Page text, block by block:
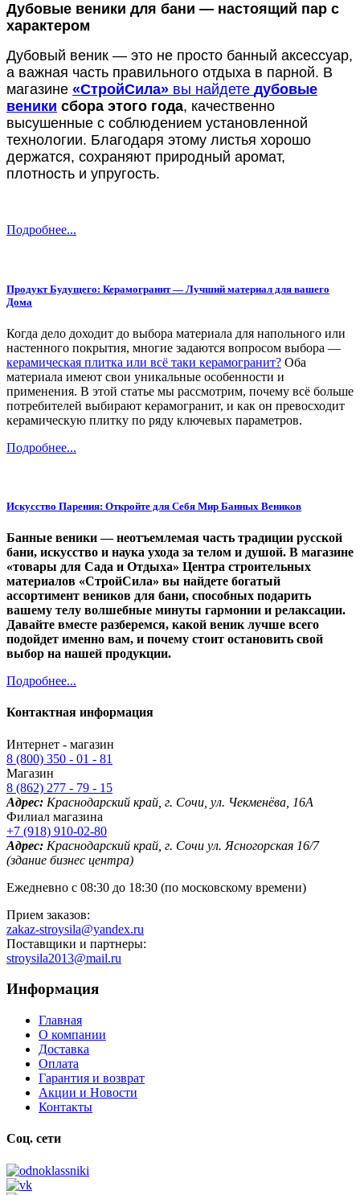
Дубовые веники для бани — настоящий пар с
характером
Дубовый веник — это не просто банный аксессуар,
а важная часть правильного отдыха в парной. В
магазине «СтройСила» вы найдете дубовые
веники сбора этого года, качественно
высушенные с соблюдением установленной
технологии. Благодаря этому листья хорошо
держатся, сохраняют природный аромат,
плотность и упругость.
Подробнее...
Продукт Будущего: Керамогранит — Лучший материал для вашего
Дома
Когда дело доходит до выбора материала для напольного или
настенного покрытия, многие задаются вопросом выбора —
керамическая плитка или всё таки керамогранит? Оба
материала имеют свои уникальные особенности и
применения. В этой статье мы рассмотрим, почему всё больше
потребителей выбирают керамогранит, и как он превосходит
керамическую плитку по ряду ключевых параметров.
Подробнее...
Искусство Парения: Откройте для Себя Мир Банных Веников
Банные веники — неотъемлемая часть традиции русской
бани, искусство и наука ухода за телом и душой. В магазине
«товары для Сада и Отдыха» Центра строительных
материалов «СтройСила» вы найдете богатый
ассортимент веников для бани, способных подарить
вашему телу волшебные минуты гармонии и релаксации.
Давайте вместе разберемся, какой веник лучше всего
подойдет именно вам, и почему стоит остановить свой
выбор на нашей продукции.
Подробнее...
Контактная информация
Интернет - магазин
8 (800) 350 - 01 - 81
Магазин
8 (862) 277 - 79 - 15
Адрес: Краснодарский край, г. Сочи, ул. Чекменёва, 16А
Филиал магазина
+7 (918) 910-02-80
Адрес: Краснодарский край, г. Сочи ул. Ясногорская 16/7
(здание бизнес центра)
Ежедневно с 08:30 до 18:30 (по московскому времени)
Прием заказов:
zakaz-stroysila@yandex.ru
Поставщики и партнеры:
stroysila2013@mail.ru
Информация
Главная
О компании
Доставка
Оплата
Гарантия и возврат
Акции и Новости
Контакты
Соц. сети